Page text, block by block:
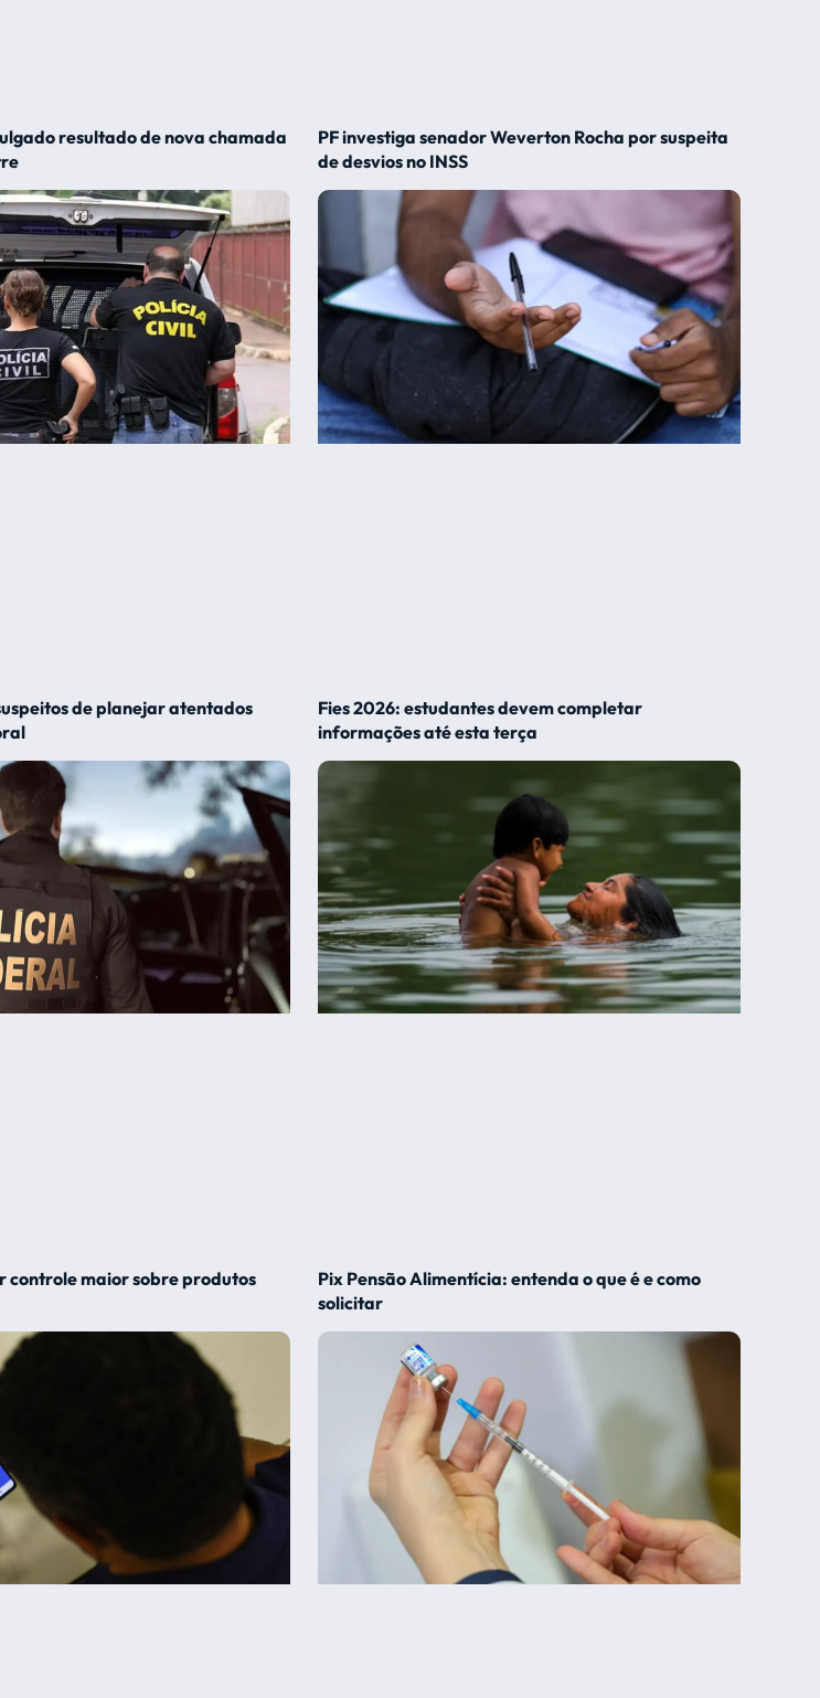
resultado de nova chamada
PF investiga senador Weverton Rocha por suspeita
de desvios no INSS
de planejar atentados
Fies 2026: estudantes devem completar
informações até esta terça
controle maior sobre produtos
Pix Pensão Alimentícia: entenda o que é e como
solicitar